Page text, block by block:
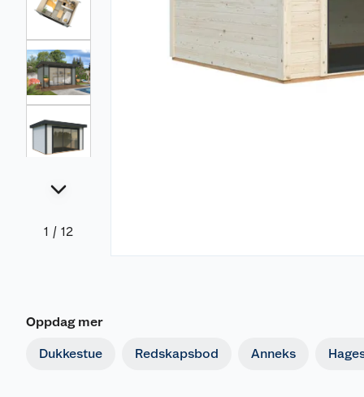
1 / 12
Oppdag mer
Dukkestue Redskapsbod Anneks